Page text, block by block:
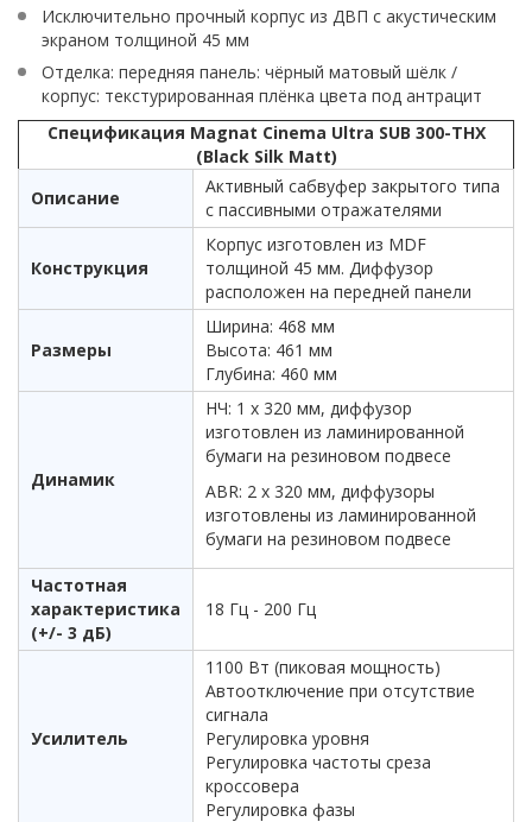
Исключительно прочный корпус из ДВП с акустическим
экраном толщиной 45 мм
Отделка: передняя панель: чёрный матовый шёлк /
корпус: текстурированная плёнка цвета под антрацит
Спецификация Magnat Cinema Ultra SUB 300-THX
(Black Silk Matt)
Описание
Активный сабвуфер закрытого типа
с пассивными отражателями
Конструкция
Корпус изготовлен из MDF
толщиной 45 мм. Диффузор
расположен на передней панели
Размеры
Ширина: 468 мм
Высота: 461 мм
Глубина: 460 мм
Динамик
НЧ: 1 х 320 мм, диффузор
изготовлен из ламинированной
бумаги на резиновом подвесе
ABR: 2 x 320 мм, диффузоры
изготовлены из ламинированной
бумаги на резиновом подвесе
Частотная
характеристика
(+/- 3 дБ)
18 Гц - 200 Гц
Усилитель
1100 Вт (пиковая мощность)
Автоотключение при отсутствие
сигнала
Регулировка уровня
Регулировка частоты среза
кроссовера
Регулировка фазы